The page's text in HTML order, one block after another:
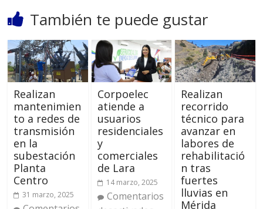
También te puede gustar
Realizan
mantenimien
to a redes de
transmisión
en la
subestación
Planta
Centro
31 marzo, 2025
Corpoelec
atiende a
usuarios
residenciales
y
comerciales
de Lara
14 marzo, 2025
Comentarios
Realizan
recorrido
técnico para
avanzar en
labores de
rehabilitació
n tras
fuertes
lluvias en
Mérida